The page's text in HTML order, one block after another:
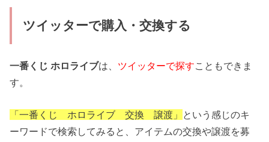
ツイッターで購入・交換する
一番くじ ホロライブは、 ツイッターで探すこともできま
す。
「一番くじ ホロライブ 交換 譲渡」 という感じのキ
ーワードで検索してみると、アイテムの交換や譲渡を募